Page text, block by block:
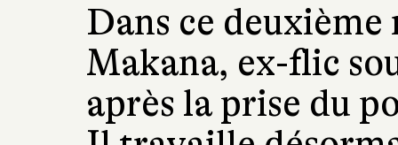
Dans ce
Makana, ex-flic
après la prise du